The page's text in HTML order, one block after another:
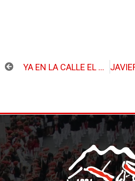
YA EN LA CALLE EL NÚMERO 20 DE LA GACETA DE OLABERRIA